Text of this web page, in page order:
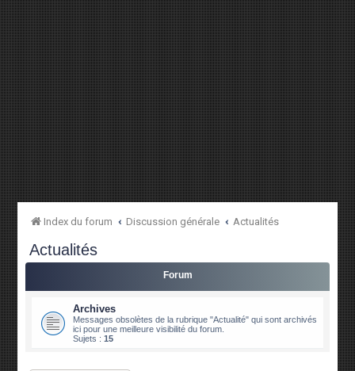
Index du forum Discussion générale Actualités
Actualités
Forum
Archives
Messages obsolètes de la rubrique "Actualité" qui sont archivés
ici pour une meilleure visibilité du forum.
Sujets :15